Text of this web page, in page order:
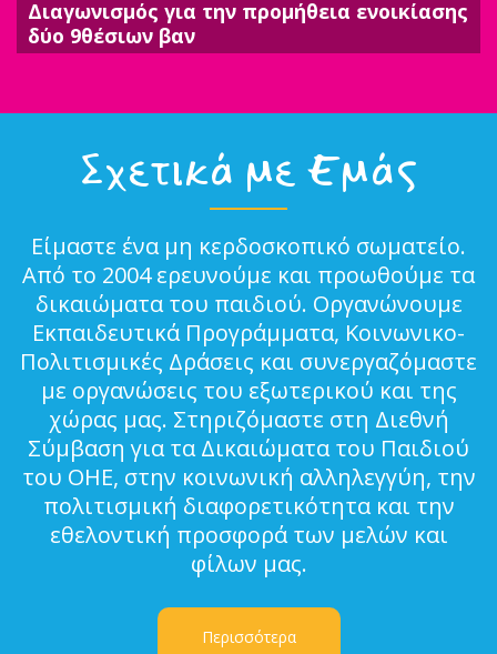
Διαγωνισμός για την προμήθεια ενοικίασης
δύο 9θέσιων βαν
Σχετικά με Εμάς
Είμαστε ένα μη κερδοσκοπικό σωματείο.
Από το 2004 ερευνούμε και προωθούμε τα
δικαιώματα του παιδιού. Οργανώνουμε
Εκπαιδευτικά Προγράμματα, Κοινωνικο-
Πολιτισμικές Δράσεις και συνεργαζόμαστε
με οργανώσεις του εξωτερικού και της
χώρας μας. Στηριζόμαστε στη Διεθνή
Σύμβαση για τα Δικαιώματα του Παιδιού
του ΟΗΕ, στην κοινωνική αλληλεγγύη, την
πολιτισμική διαφορετικότητα και την
εθελοντική προσφορά των μελών και
φίλων μας.
Περισσότερα